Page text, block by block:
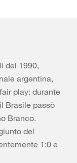
del 1990,
argentina,
play: durante
Brasile passò
Branco.
del
1:0 e